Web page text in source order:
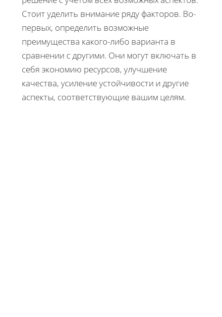
Стоит уделить внимание ряду факторов. Во-
первых, определить возможные
преимущества какого-либо варианта в
сравнении с другими. Они могут включать в
себя экономию ресурсов, улучшение
качества, усиление устойчивости и другие
аспекты, соответствующие вашим целям.